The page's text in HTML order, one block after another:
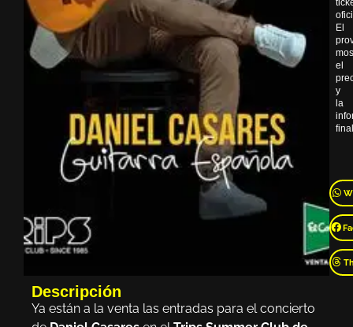
El
el
y
la
Descripción
Ya están a la venta las entradas para el concierto